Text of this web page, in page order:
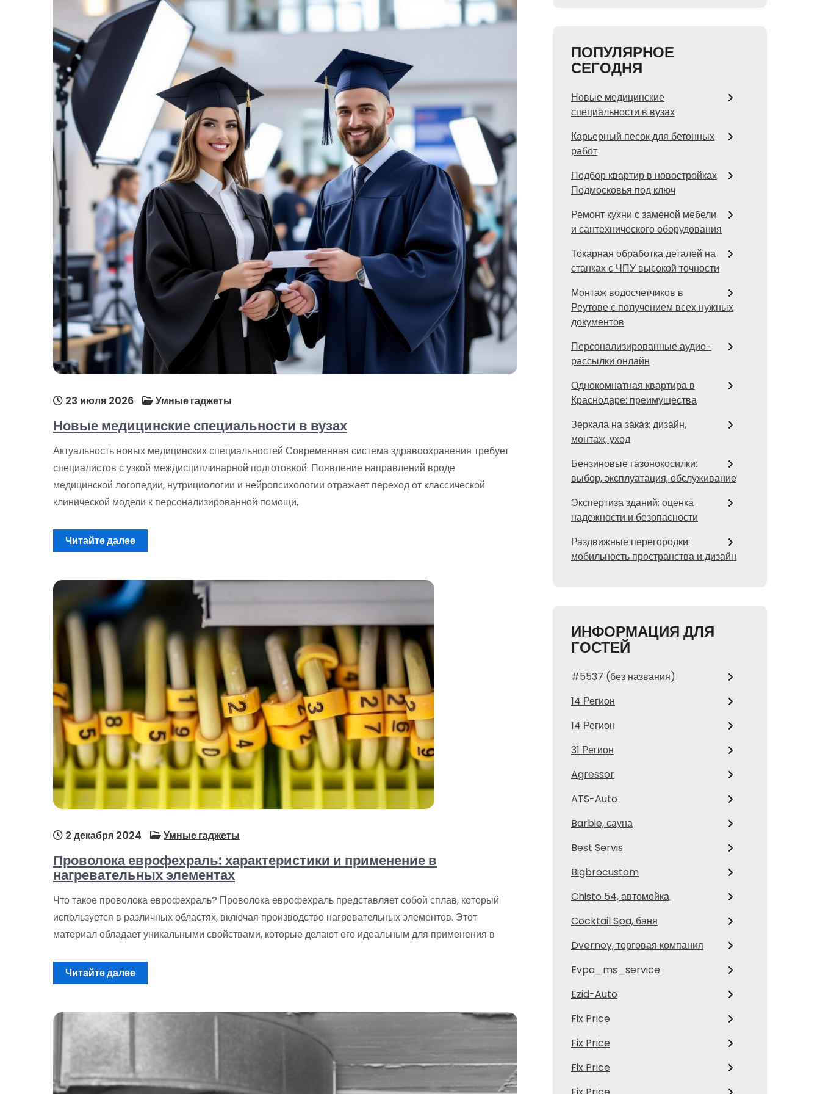
23 июля 2026 Умные гаджеты
Новые медицинские специальности в вузах
Актуальность новых медицинских специальностей Современная система здравоохранения требует
специалистов с узкой междисциплинарной подготовкой. Появление направлений вроде
медицинской логопедии, нутрициологии и нейропсихологии отражает переход от классической
клинической модели к персонализированной помощи,
Читайте далее
2 декабря 2024 Умные гаджеты
Проволока еврофехраль: характеристики и применение в
нагревательных элементах
Что такое проволока еврофехраль? Проволока еврофехраль представляет собой сплав, который
используется в различных областях, включая производство нагревательных элементов. Этот
материал обладает уникальными свойствами, которые делают его идеальным для применения в
Читайте далее
ПОПУЛЯРНОЕ
СЕГОДНЯ
Новые медицинские
специальности в вузах
Карьерный песок для бетонных
работ
Подбор квартир в новостройках
Подмосковья под ключ
Ремонт кухни с заменой мебели
и сантехнического оборудования
Токарная обработка деталей на
станках с ЧПУ высокой точности
Монтаж водосчетчиков в
Реутове с получением всех нужных
документов
Персонализированные аудио-
рассылки онлайн
Однокомнатная квартира в
Краснодаре: преимущества
Зеркала на заказ: дизайн,
монтаж, уход
Бензиновые газонокосилки:
выбор, эксплуатация, обслуживание
Экспертиза зданий: оценка
надежности и безопасности
Раздвижные перегородки:
мобильность пространства и дизайн
ИНФОРМАЦИЯ ДЛЯ
ГОСТЕЙ
#5537 (без названия)
14 Регион
14 Регион
31 Регион
Agressor
ATS-Auto
Barbie, сауна
Best Servis
Bigbrocustom
Chisto 54, автомойка
Cocktail Spa, баня
Dvernoy, торговая компания
Evpa_ms_service
Ezid-Auto
Fix Price
Fix Price
Fix Price